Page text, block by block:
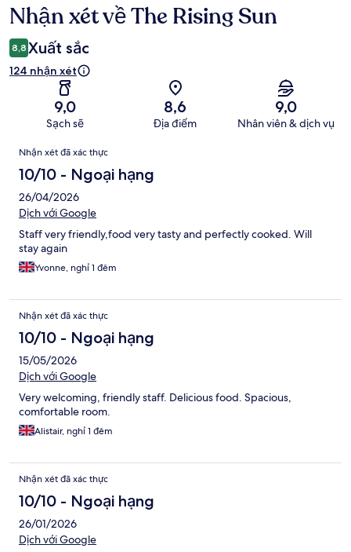
Nhận
xét
Nhận xét về The Rising Sun
8,8 Xuất sắc
124 nhận xét
9,0
Sạch sẽ
8,6
Địa điểm
9,0
Nhân viên & dịch vụ
Nhận
xét
Nhận xét đã xác thực
10/10 - Ngoại hạng
26/04/2026
Dịch với Google
Staff very friendly,food very tasty and perfectly cooked. Will
stay again
Yvonne, nghỉ 1 đêm
Nhận xét đã xác thực
10/10 - Ngoại hạng
15/05/2026
Dịch với Google
Very welcoming, friendly staff. Delicious food. Spacious,
comfortable room.
Alistair, nghỉ 1 đêm
Nhận xét đã xác thực
10/10 - Ngoại hạng
26/01/2026
Dịch với Google